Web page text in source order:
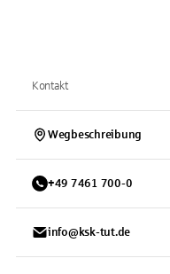
Kontakt
Wegbeschreibung
+49 7461 700-0
info@ksk-tut.de